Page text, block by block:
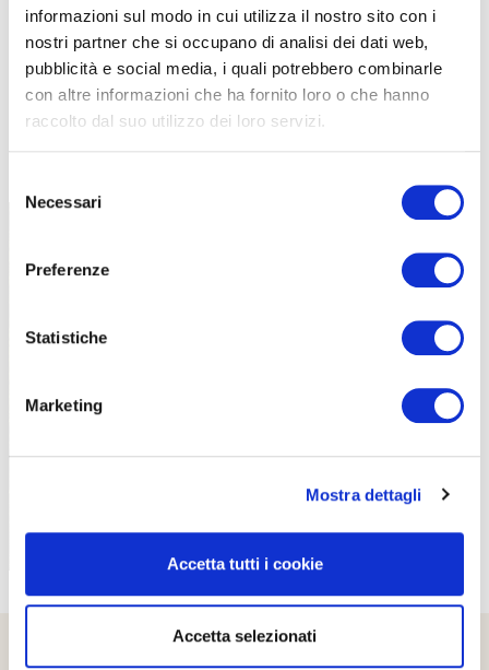
informazioni sul modo in cui utilizza il nostro sito con i
nostri partner che si occupano di analisi dei dati web,
pubblicità e social media, i quali potrebbero combinarle
con altre informazioni che ha fornito loro o che hanno
raccolto dal suo utilizzo dei loro servizi.
delNecessari
Preferenze
Statistiche
Marketing
Mostra dettagli
Accetta tutti i cookie
Accetta selezionati
TUTTE LE CATEGORIE DEL MAGAZINE